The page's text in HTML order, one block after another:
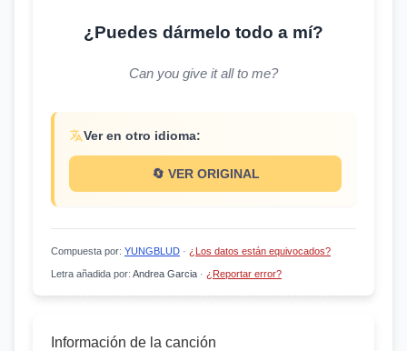
¿Puedes dármelo todo a mí?
Can you give it all to me?
Ver en otro idioma:
🔄 VER ORIGINAL
Compuesta por: YUNGBLUD · ¿Los datos están equivocados?
Letra añadida por: Andrea Garcia · ¿Reportar error?
Información de la canción